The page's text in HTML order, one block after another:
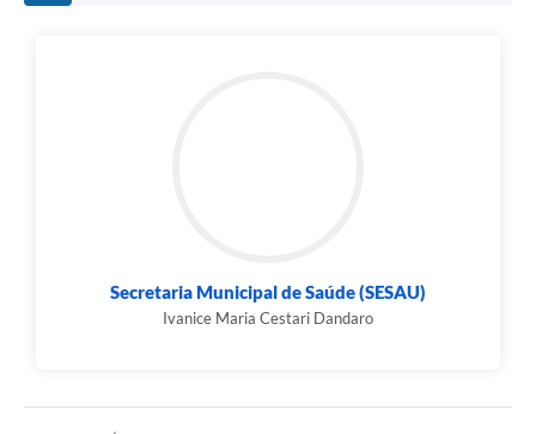
Secretaria Municipal de Saúde (SESAU)
Ivanice Maria Cestari Dandaro